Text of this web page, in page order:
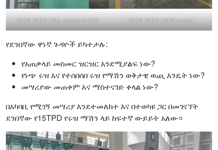
የእርሻ ምርት ክፍል ፋብሪካ ጉብኝት የእርሻ ምርት plant ፋብሪካ
የደንበኛው ዋነኛ ጉዳዮች ይካተታሉ:
የአጠቃላይ መስመር ዝርዝር እንደሚያልፍ ነው?
የነጭ ሩዝ እና የተሰበሰበ ሩዝ የማሽን ወቅታዊ ወጪ እንዴት ነው?
መሣሪያው መጠቀም እና ማስተናገድ ቀላል ነው?
በአካባቢ የሚገኝ መሣሪያ እንደተመለከተ እና በተወካዩ ጋር በመገናኘት
ደንበኛው የ15TPD የሩዝ ማሽን ላይ ከፍተኛ ውይይት አለው።